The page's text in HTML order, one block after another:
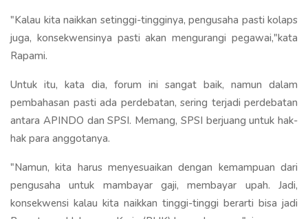
"Kalau kita naikkan setinggi-tingginya, pengusaha pasti kolaps
juga, konsekwensinya pasti akan mengurangi pegawai,"kata
Rapami.
Untuk itu, kata dia, forum ini sangat baik, namun dalam
pembahasan pasti ada perdebatan, sering terjadi perdebatan
antara APINDO dan SPSI. Memang, SPSI berjuang untuk hak-
hak para anggotanya.
"Namun, kita harus menyesuaikan dengan kemampuan dari
pengusaha untuk mambayar gaji, membayar upah. Jadi,
konsekwensi kalau kita naikkan tinggi-tinggi berarti bisa jadi